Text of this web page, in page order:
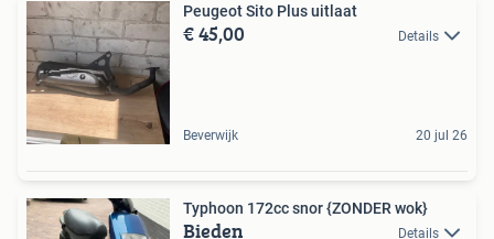
Peugeot Sito Plus uitlaat
€ 45,00 Details
Beverwijk 20 jul 26
Typhoon 172cc snor {ZONDER wok}
Bieden Details